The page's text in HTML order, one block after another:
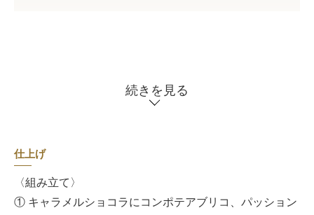
続きを見る
仕上げ
〈組み立て〉
① キャラメルショコラにコンポテアブリコ、パッション